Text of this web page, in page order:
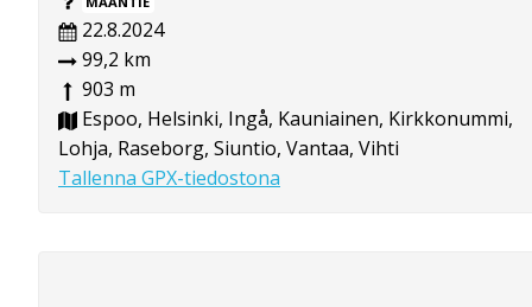
22.8.2024
99,2 km
903 m
Espoo, Helsinki, Ingå, Kauniainen, Kirkkonummi,
Lohja, Raseborg, Siuntio, Vantaa, Vihti
Tallenna GPX-tiedostona